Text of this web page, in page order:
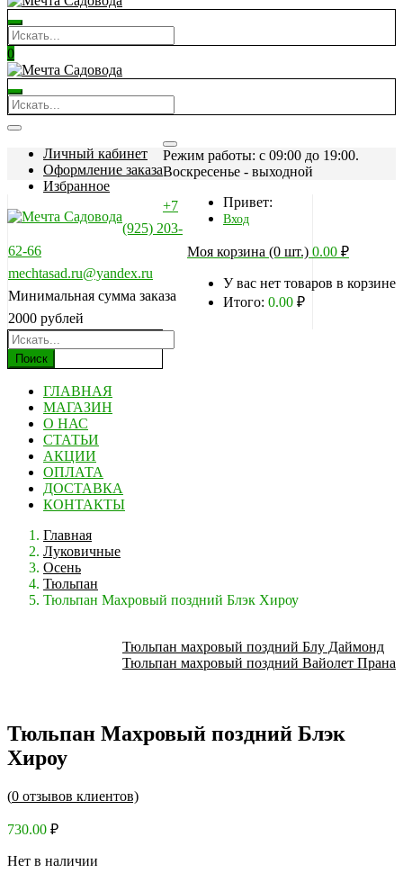
0
Личный кабинет
Оформление заказа
Избранное
Режим работы: c 09:00 до 19:00.
Воскресенье - выходной
Привет:
Вход
Моя корзина (0 шт.) 0.00 ₽
У вас нет товаров в корзине
Итого: 0.00 ₽
+7
(925) 203-
62-66
mechtasad.ru@yandex.ru
Минимальная сумма заказа
2000 рублей
Поиск
ГЛАВНАЯ
МАГАЗИН
О НАС
СТАТЬИ
АКЦИИ
ОПЛАТА
ДОСТАВКА
КОНТАКТЫ
Главная
Луковичные
Осень
Тюльпан
Тюльпан Махровый поздний Блэк Хироу
Тюльпан махровый поздний Блу Даймонд
Тюльпан махровый поздний Вайолет Прана
Тюльпан Махровый поздний Блэк
Хироу
(0 отзывов клиентов)
730.00 ₽
Нет в наличии